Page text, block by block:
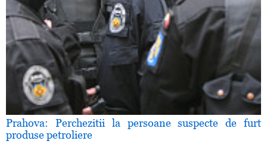
Prahova: Perchezitii la persoane suspecte de furt
produse petroliere